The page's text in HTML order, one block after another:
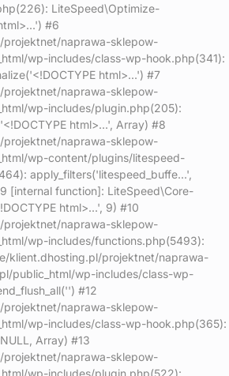
LiteSpeed\Optimize-
#6
naprawa-sklepow-
wp-includes/class-wp-hook.php(341):
html>...') #7
naprawa-sklepow-
wp-includes/plugin.php(205):
html>...', Array) #8
naprawa-sklepow-
wp-content/plugins/litespeed-
apply_filters('litespeed_buffe...',
[internal function]: LiteSpeed\Core-
html>...', 9) #10
naprawa-sklepow-
wp-includes/functions.php(5493):
klient.dhosting.pl/projektnet/naprawa-
public_html/wp-includes/class-wp-
#12
naprawa-sklepow-
wp-includes/class-wp-hook.php(365):
Array) #13
naprawa-sklepow-
wp-includes/plugin.php(522):